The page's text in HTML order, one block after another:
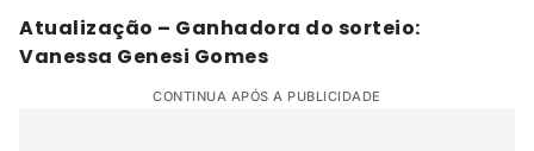
Atualização – Ganhadora do sorteio:
Vanessa Genesi Gomes
CONTINUA APÓS A PUBLICIDADE